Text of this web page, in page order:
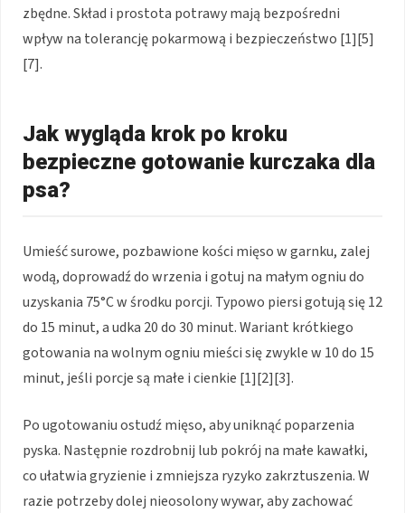
zbędne. Skład i prostota potrawy mają bezpośredni
wpływ na tolerancję pokarmową i bezpieczeństwo [1][5]
[7].
Jak wygląda krok po kroku
bezpieczne gotowanie kurczaka dla
psa?
Umieść surowe, pozbawione kości mięso w garnku, zalej
wodą, doprowadź do wrzenia i gotuj na małym ogniu do
uzyskania 75°C w środku porcji. Typowo piersi gotują się 12
do 15 minut, a udka 20 do 30 minut. Wariant krótkiego
gotowania na wolnym ogniu mieści się zwykle w 10 do 15
minut, jeśli porcje są małe i cienkie [1][2][3].
Po ugotowaniu ostudź mięso, aby uniknąć poparzenia
pyska. Następnie rozdrobnij lub pokrój na małe kawałki,
co ułatwia gryzienie i zmniejsza ryzyko zakrztuszenia. W
razie potrzeby dolej nieosolony wywar, aby zachować